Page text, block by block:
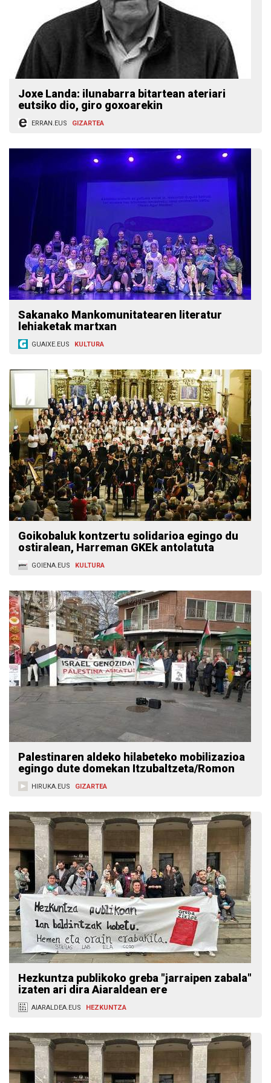
Joxe Landa: ilunabarra bitartean ateriari
eutsiko dio, giro goxoarekin
ERRAN.EUS GIZARTEA
Sakanako Mankomunitatearen literatur
lehiaketak martxan
GUAIXE.EUS KULTURA
Goikobaluk kontzertu solidarioa egingo du
ostiralean, Harreman GKEk antolatuta
GOIENA.EUS KULTURA
Palestinaren aldeko hilabeteko mobilizazioa
egingo dute domekan Itzubaltzeta/Romon
HIRUKA.EUS GIZARTEA
Hezkuntza publikoko greba "jarraipen zabala"
izaten ari dira Aiaraldean ere
AIARALDEA.EUS HEZKUNTZA